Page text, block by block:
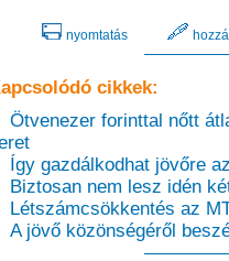
nyomtatás
cikkek:
forinttal nőtt
gazdálkodhat jövőre
nem lesz idén
az
jövő közönségéről